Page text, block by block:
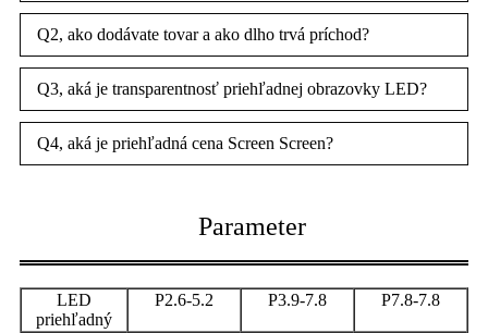
Q2, ako dodávate tovar a ako dlho trvá príchod?
Q3, aká je transparentnosť priehľadnej obrazovky LED?
Q4, aká je priehľadná cena Screen Screen?
Parameter
LED
priehľadný
P2.6-5.2 P3.9-7.8 P7.8-7.8